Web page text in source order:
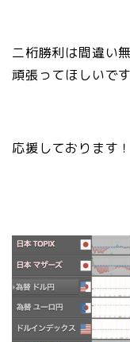
二桁勝利は間違い
頑張ってほしいです
応援しております！